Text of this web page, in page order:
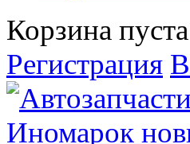
Корзина пуста
Регистрация